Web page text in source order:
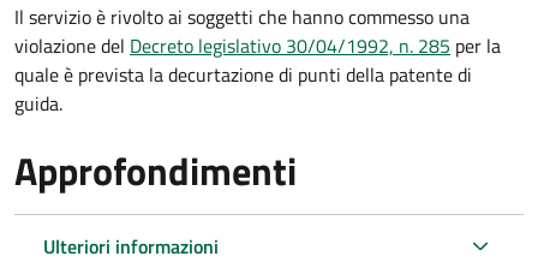
Il servizio è rivolto ai soggetti che hanno commesso una
violazione del Decreto legislativo 30/04/1992, n. 285 per la
quale è prevista la decurtazione di punti della patente di
guida.
Approfondimenti
Ulteriori informazioni